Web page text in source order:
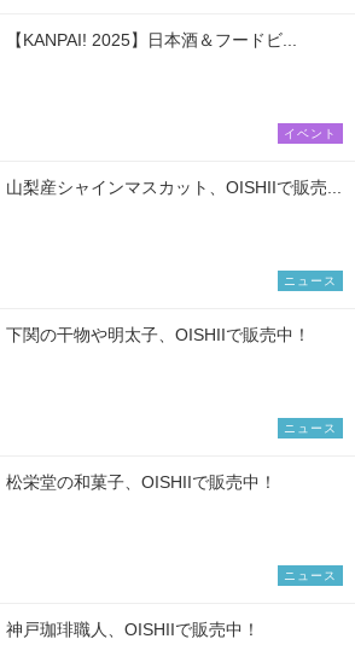
【KANPAI! 2025】日本酒＆フードビ...
イベント
山梨産シャインマスカット、OISHIIで販売...
ニュース
下関の干物や明太子、OISHIIで販売中！
ニュース
松栄堂の和菓子、OISHIIで販売中！
ニュース
神戸珈琲職人、OISHIIで販売中！